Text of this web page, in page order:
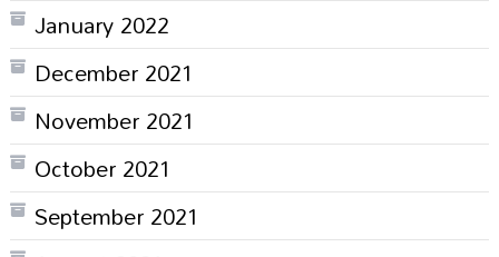
January 2022
December 2021
November 2021
October 2021
September 2021